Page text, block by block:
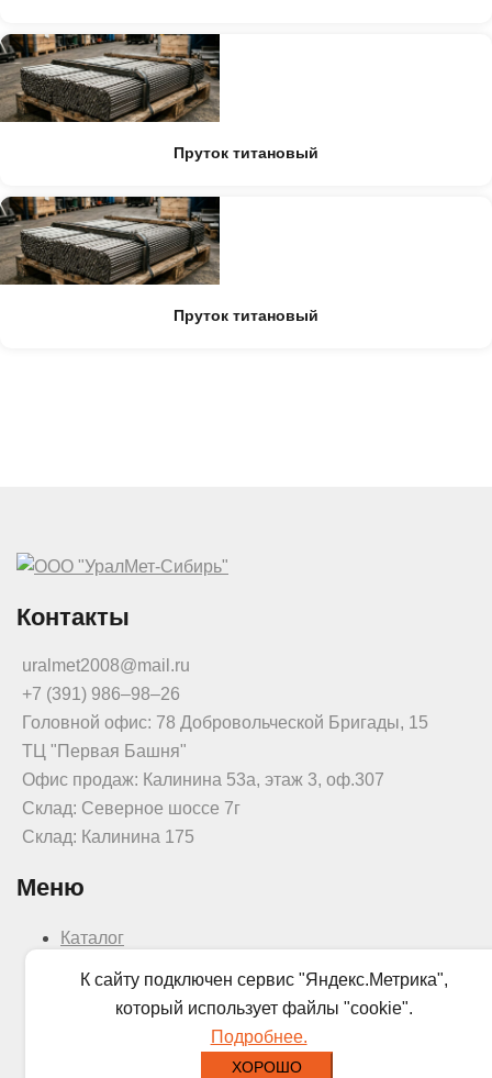
Пруток титановый
Пруток титановый
Контакты
uralmet2008@mail.ru
+7 (391) 986‒98‒26
Головной офис: 78 Добровольческой Бригады, 15
ТЦ "Первая Башня"
Офис продаж: Калинина 53а, этаж 3, оф.307
Склад: Северное шоссе 7г
Склад: Калинина 175
Меню
Каталог
К сайту подключен сервис "Яндекс.Метрика",
который использует файлы "cookie".
Подробнее.
ХОРОШО